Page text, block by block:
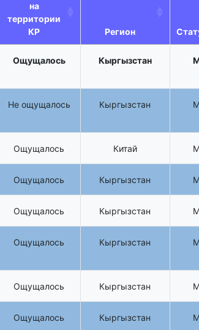
на
территории
КР
Регион
Ощущалось Кыргызстан
Не ощущалось Кыргызстан
Ощущалось Китай
Ощущалось Кыргызстан
Ощущалось Кыргызстан
Ощущалось Кыргызстан
Ощущалось Кыргызстан
Ощущалось Кыргызстан